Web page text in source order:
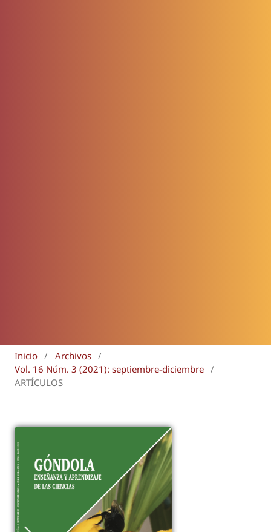
Inicio / Archivos /
Vol. 16 Núm. 3 (2021): septiembre-diciembre /
ARTÍCULOS